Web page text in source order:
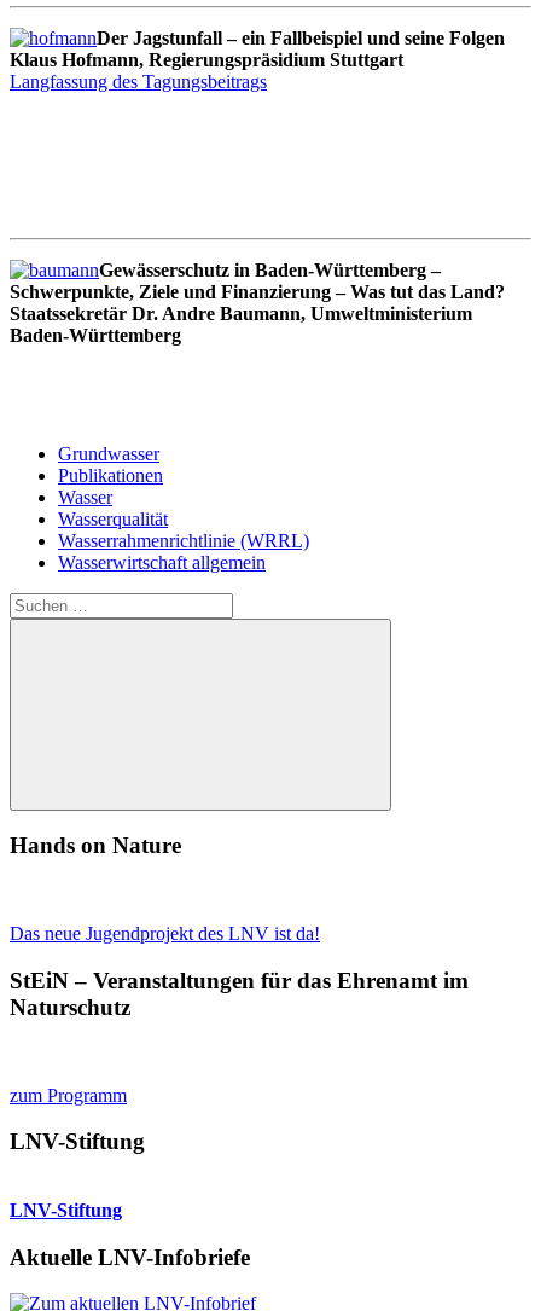
Der Jagstunfall – ein Fallbeispiel und seine Folgen
Klaus Hofmann, Regierungspräsidium Stuttgart
Langfassung des Tagungsbeitrags
Gewässerschutz in Baden-Württemberg –
Schwerpunkte, Ziele und Finanzierung – Was tut das Land?
Staatssekretär Dr. Andre Baumann, Umweltministerium
Baden-Württemberg
Grundwasser
Publikationen
Wasser
Wasserqualität
Wasserrahmenrichtlinie (WRRL)
Wasserwirtschaft allgemein
Suchen
nach:
Suchen
Hands on Nature
Das neue Jugendprojekt des LNV ist da!
StEiN – Veranstaltungen für das Ehrenamt im
Naturschutz
zum Programm
LNV-Stiftung
LNV-Stiftung
Aktuelle LNV-Infobriefe